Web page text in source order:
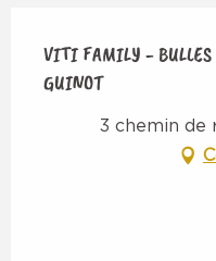
VITI FAMILY - BULLES
GUINOT
3 chemin de